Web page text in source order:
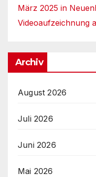
März 2025 in
Videoaufzeichnung
Archiv
August 2026
Juli 2026
Juni 2026
Mai 2026